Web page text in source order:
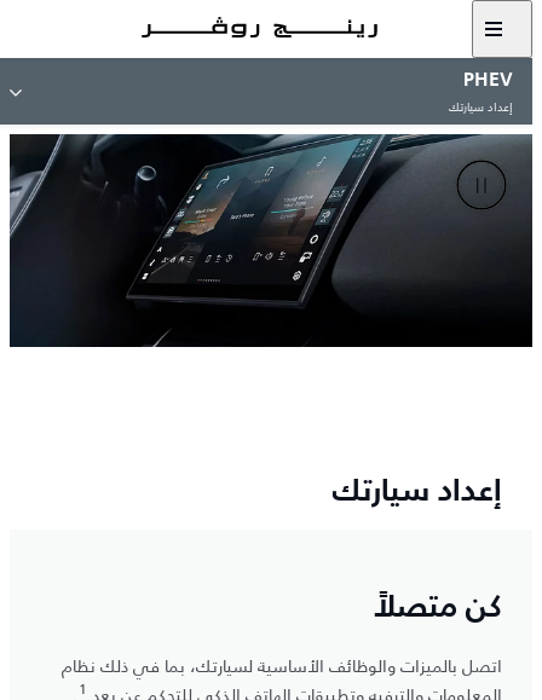
PHEV
إعداد سيارتك
إعداد سيارتك
كن متصلاً
اتصل بالميزات والوظائف الأساسية لسيارتك، بما في ذلك نظام
المعلومات والترفيه وتطبيقات الهاتف الذكي للتحكم عن بعد 1
.